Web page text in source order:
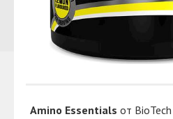
Amino Essentials от